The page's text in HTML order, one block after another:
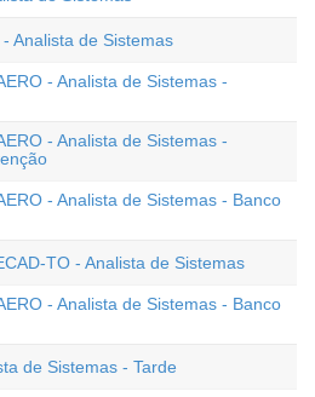
Analista de Sistemas
- Analista de Sistemas -
- Analista de Sistemas -
- Analista de Sistemas - Banco
TO - Analista de Sistemas
- Analista de Sistemas - Banco
de Sistemas - Tarde